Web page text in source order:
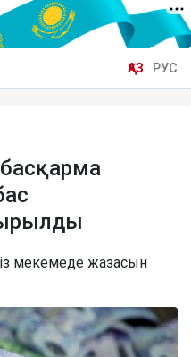
ҚАЗ РУС
мекемеде жазасын